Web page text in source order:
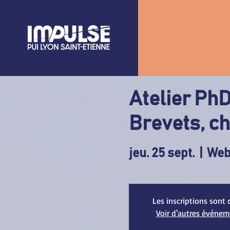
Atelier
Brevets,
jeu. 25 sept.
Les inscriptions sont
Voir d'autres